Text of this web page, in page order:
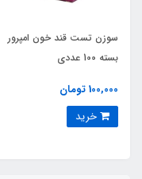
سوزن تست قند خون امپرور
بسته 100 عددی
100,000 تومان